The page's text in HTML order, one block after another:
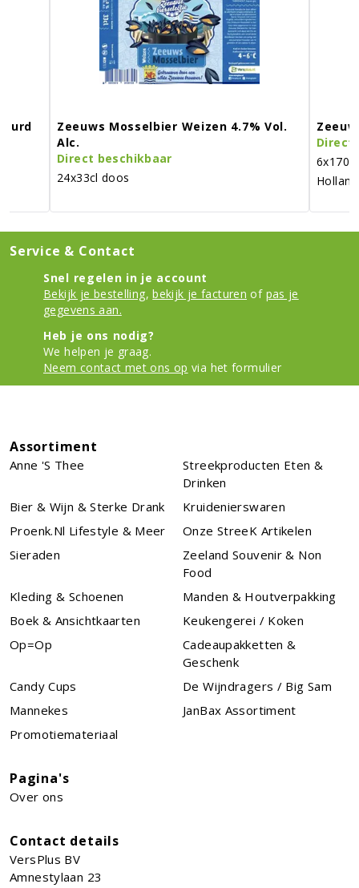
Zeeuws Mosselbier Weizen 4.7% Vol.
Alc.
Direct beschikbaar
24x33cl doos
Direct
6x170
Holland
Service & Contact
Snel regelen in je account
Bekijk je bestelling, bekijk je facturen of pas je
gegevens aan.
Heb je ons nodig?
We helpen je graag.
Neem contact met ons op via het formulier
Assortiment
Anne 's Thee
Streekproducten Eten &
Drinken
Bier & Wijn & Sterke Drank
Kruidenierswaren
Proenk.nl Lifestyle & Meer
Onze StreeK Artikelen
Sieraden
Zeeland Souvenir & Non
Food
Kleding & Schoenen
Manden & Houtverpakking
Boek & Ansichtkaarten
Keukengerei / Koken
Op=Op
Cadeaupakketten &
Geschenk
Candy Cups
De Wijndragers / Big Sam
Mannekes
JanBax Assortiment
Promotiemateriaal
Pagina's
Over ons
Contact details
VersPlus BV
Amnestylaan 23